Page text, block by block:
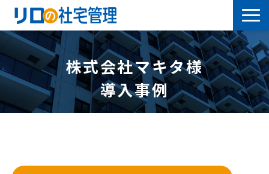
借上社宅プラン
社有社宅プラン
導入事例
株式会社マキタ様
導入事例